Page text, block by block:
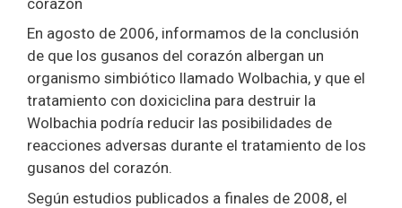
En agosto de 2006, informamos de la conclusión
de que los gusanos del corazón albergan un
organismo simbiótico llamado Wolbachia, y que el
tratamiento con doxiciclina para destruir la
Wolbachia podría reducir las posibilidades de
reacciones adversas durante el tratamiento de los
gusanos del corazón.
Según estudios publicados a finales de 2008, el